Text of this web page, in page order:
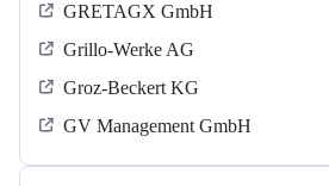
GRETAGX GmbH
Grillo-Werke AG
Groz-Beckert KG
GV Management GmbH